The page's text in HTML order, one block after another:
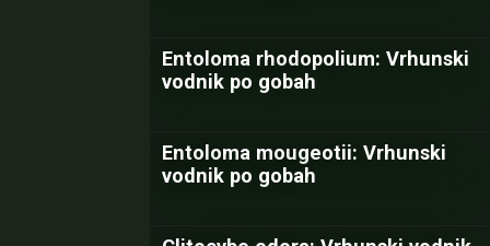
Entoloma rhodopolium: Vrhunski
vodnik po gobah
Entoloma mougeotii: Vrhunski
vodnik po gobah